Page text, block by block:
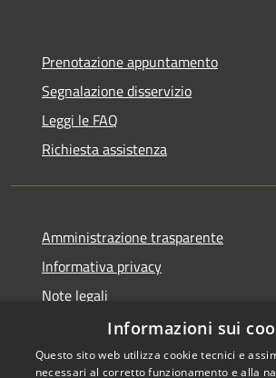
Prenotazione appuntamento
Segnalazione disservizio
Leggi le FAQ
Richiesta assistenza
Amministrazione trasparente
Informativa privacy
Note legali
Dichiarazione di accessibilità
Informazioni sui
Questo sito web utilizza cookie tecnici e
necessari al corretto funzionamento e alla